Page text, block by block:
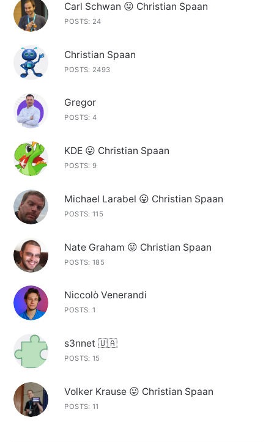
Carl Schwan 😛 Christian Spaan
POSTS: 24
Christian Spaan
POSTS: 2493
Gregor
POSTS: 4
KDE 😛 Christian Spaan
POSTS: 9
Michael Larabel 😛 Christian Spaan
POSTS: 115
Nate Graham 😛 Christian Spaan
POSTS: 185
Niccolò Venerandi
POSTS: 1
s3nnet 🇺🇦
POSTS: 15
Volker Krause 😛 Christian Spaan
POSTS: 11